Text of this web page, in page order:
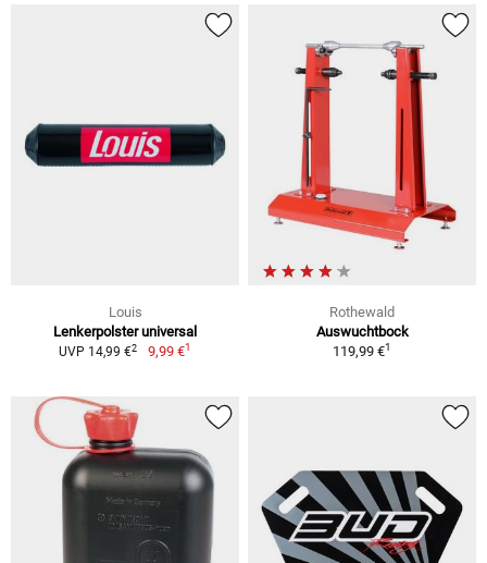
Louis
Lenkerpolster universal
UVP 14,99 €2 9,99 €1
Rothewald
Auswuchtbock
119,99 €1